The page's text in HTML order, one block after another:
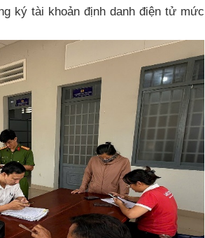
ký tài khoản định danh điện tử mức